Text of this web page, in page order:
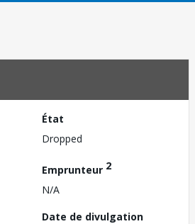
État
Dropped
Emprunteur 2
N/A
Date de divulgation